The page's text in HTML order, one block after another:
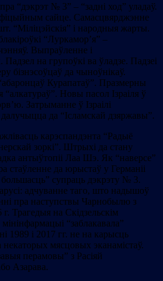
“дэкрэт № 3” – “задні ход” уладаў.
сайце. Самасцвярджэнне
“Міліцэйскія” і народныя жарты.
“Луркамор’я” –
Выпраўленне і
на групоўкі ва ўладзе. Падзеі
бізнэсоўцаў да чыноўнікаў.
Курапатаў”. Празмерны
“алкатураў”. Новы пасол Ізраіля ў
Затрыманне ў Ізраілі
далучыцца да “Ісламскай дзяржавы”.
карэспандэнта “Радыё
зоркі”. Штрыхі да стану
антыўтопіі Лаа Шэ. Як “наверсе”
стаўленне да юрыстаў у Германіі
большасць” супраць дэкрэту № 3.
адчуванне таго, што надышоў
пра наступствы Чарнобылю з
Трагедыя на Скідзельскім
“заблакавала”
1989 і 2017 гг. не на карысць
мясцовых эканамістаў.
перамовы” з Расіяй
Азарава.